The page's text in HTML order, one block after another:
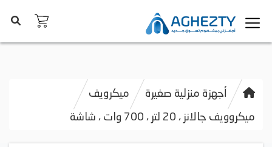
أجهزة منزلية صغيرة ميكرويف
ميكروويف جالانز ، 20 لتر ، 700 وات ، شاشة